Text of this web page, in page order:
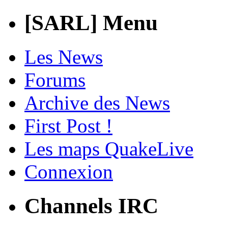
[SARL] Menu
Les News
Forums
Archive des News
First Post !
Les maps QuakeLive
Connexion
Channels IRC